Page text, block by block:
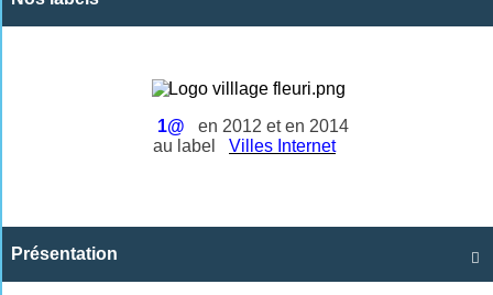
1@
en 2012 et en 2014
au label
Villes Internet

Présentation